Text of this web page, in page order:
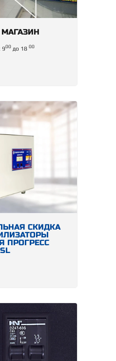
900 до 18 00
СКИДКА
ПРОГРЕСС